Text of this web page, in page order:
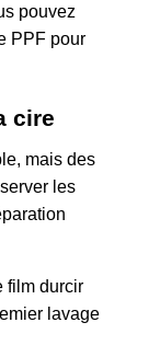
pouvez
PPF pour
cire
mais des
les
film durcir
lavage